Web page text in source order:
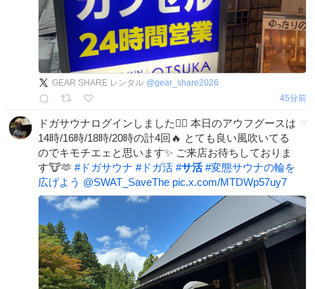
GEAR SHARE レンタル @gear_share2026
45分前
ドガサウナログインしました🧖‍♂️ 本日のアウフグースは
14時/16時/18時/20時の計4回🔥 とても良い風吹いてる
のでキモチエェと思います✨️ ご来店お待ちしておりま
す🐮🫶 #ドガサウナ #ドガ活 #サ活 #変態サウナの輪を
広げよう @SWAT_SaveThe pic.x.com/MTDWp57uy7